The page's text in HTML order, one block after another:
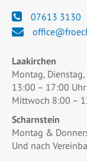
07613 3130
Laakirchen
Montag,
13:00 – 17:00 Uhr
Mittwoch 8:00 –
Scharnstein
Montag &
Und nach